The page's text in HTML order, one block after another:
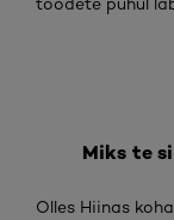
Miks te
Olles Hiinas